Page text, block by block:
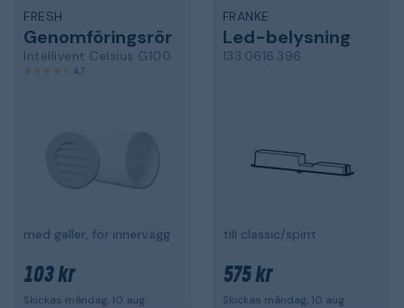
FRESH
Genomföringsrör
Intellivent Celsius G100
4,7
med galler, för innervägg
103 kr
Skickas måndag, 10 aug.
FRANKE
Led-belysning
133.0616.396
till classic/spirit
575 kr
Skickas måndag, 10 aug.